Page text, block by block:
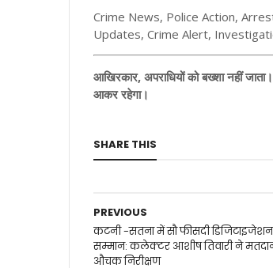
Crime News, Police Action,
Updates, Crime Alert,
आखिरकार, अपराधियों को बख्शा नहीं
आकर रहेगा।
SHARE THIS
PREVIOUS
कटनी -सतना में सौ फीसदी
सम्मान: कलेक्टर आशीष तिवारी ने मतदान
औचक निरीक्षण